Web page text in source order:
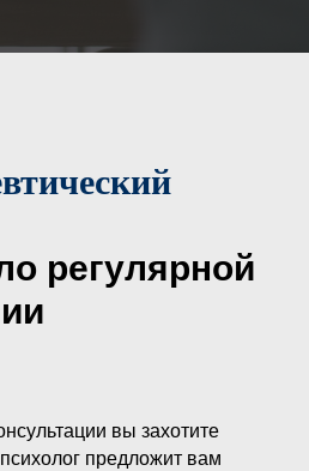
регулярной
вы захотите
предложит вам